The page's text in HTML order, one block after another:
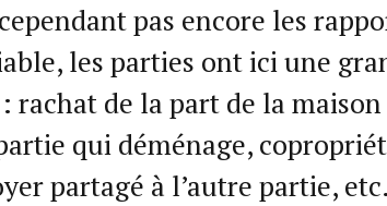
pas encore les
les parties ont ici une
de la part de la
qui déménage,
partagé à l’autre partie, etc.